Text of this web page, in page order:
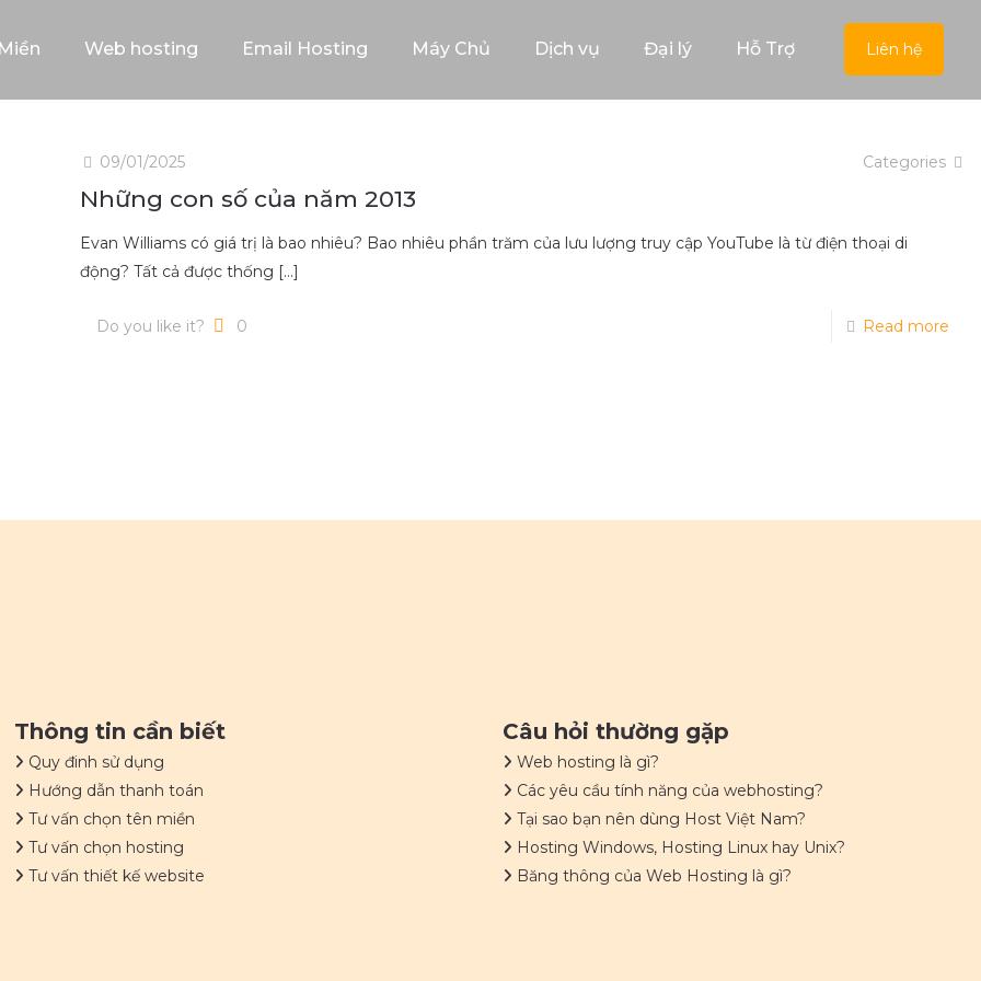
Web hosting Email Hosting Máy Chủ Dịch vụ Đại lý Hỗ Trợ Liên hệ
09/01/2025 Categories
Những con số của năm 2013
Evan Williams có giá trị là bao nhiêu? Bao nhiêu phần trăm của lưu lượng truy cập YouTube là từ điện thoại di
động? Tất cả được thống […]
Do you like it? 0 Read more
Thông tin cần biết
Quy đinh sử dụng
Hướng dẫn thanh toán
Tư vấn chọn tên miền
Tư vấn chọn hosting
Tư vấn thiết kế website
Câu hỏi thường gặp
Web hosting là gì?
Các yêu cầu tính năng của webhosting?
Tại sao bạn nên dùng Host Việt Nam?
Hosting Windows, Hosting Linux hay Unix?
Băng thông của Web Hosting là gì?